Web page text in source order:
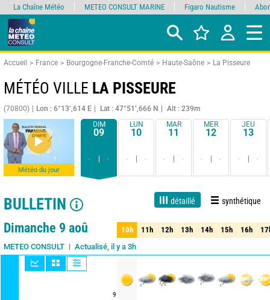
Accueil France Bourgogne-Franche-Comté Haute-Saône La Pisseure
MÉTÉO VILLE LA PISSEURE
(70800) Lon : 6°13’,614 E Lat : 47°51’,666 N Alt : 239m
Météo du jour
DIM
09
- -
LUN
10
- -
MAR
11
- -
MER
12
- -
JEU
13
- -
BULLETIN détaillé synthétique
Live 1 jour 3 jours 15 jours Fiabilité 80%
Dimanche 9 aoû
METEO CONSULT Actualisé, il y a 3h
9
10h 11h 12h 13h 14h 15h 16h
10h 11h 12h 13h 14h 15h 16h
La Chaîne Météo METEO CONSULT MARINE Figaro Nautisme